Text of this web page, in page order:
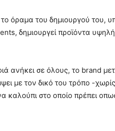
όραμα του δημιουργού του,
δημιουργεί προϊόντα
ανήκει σε όλους, το brand
με τον δικό του τρόπο -
καλούπι στο οποίο πρέπει